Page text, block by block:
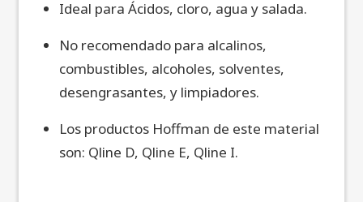
Ideal para Ácidos, cloro, agua y salada.
No recomendado para alcalinos,
combustibles, alcoholes, solventes,
desengrasantes, y limpiadores.
Los productos Hoffman de este material
son: Qline D, Qline E, Qline I.